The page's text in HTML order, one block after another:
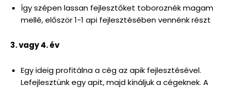
Így szépen lassan fejlesztőket toboroznék magam
mellé, először 1-1 api fejlesztésében vennénk részt
3. vagy 4. év
Egy ideig profitálna a cég az apik fejlesztésével.
Lefejlesztünk egy apit, majd kínáljuk a cégeknek. A